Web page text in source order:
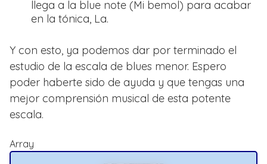
llega a la blue note (Mi bemol) para acabar
en la tónica, La.
Y con esto, ya podemos dar por terminado el
estudio de la escala de blues menor. Espero
poder haberte sido de ayuda y que tengas una
mejor comprensión musical de esta potente
escala.
Array